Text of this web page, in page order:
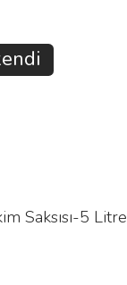
Saksısı-5 Litre